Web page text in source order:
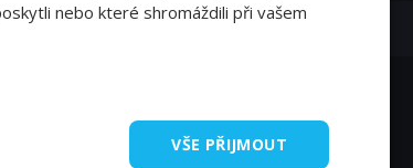
nebo které shromáždili při vašem
VŠE PŘIJMOUT